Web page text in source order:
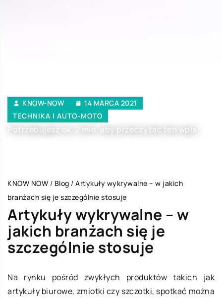
KNOW-NOW
14 MARCA 2021
TECHNIKA I AUTO-MOTO
Potrzebujesz ok. 2 min. aby przeczytać ten wpis
KNOW NOW / Blog / Artykuły wykrywalne – w jakich
branżach się je szczególnie stosuje
Artykuły wykrywalne – w
jakich branżach się je
szczególnie stosuje
Na rynku pośród zwykłych produktów takich jak
artykuły biurowe, zmiotki czy szczotki, spotkać można